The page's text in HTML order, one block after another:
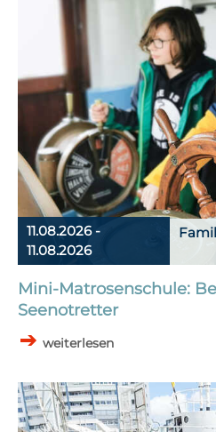
11.08.2026 -
11.08.2026
Mini-Matrosenschule:
Seenotretter
weiterlesen